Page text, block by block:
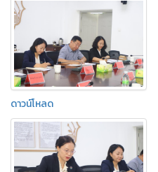
ดาวน์โหลด